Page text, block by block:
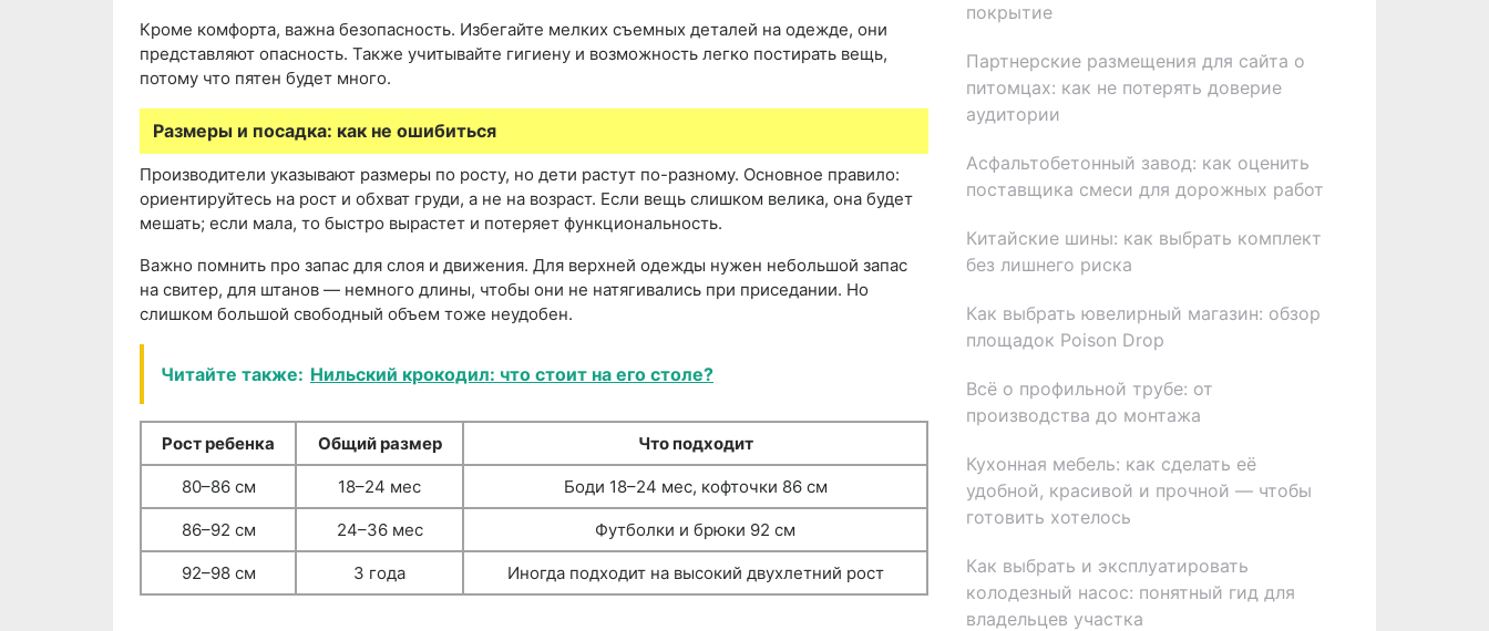
Кроме комфорта, важна безопасность. Избегайте мелких съемных деталей на одежде, они
представляют опасность. Также учитывайте гигиену и возможность легко постирать вещь,
потому что пятен будет много.
Размеры и посадка: как не ошибиться
Производители указывают размеры по росту, но дети растут по-разному. Основное правило:
ориентируйтесь на рост и обхват груди, а не на возраст. Если вещь слишком велика, она будет
мешать; если мала, то быстро вырастет и потеряет функциональность.
Важно помнить про запас для слоя и движения. Для верхней одежды нужен небольшой запас
на свитер, для штанов — немного длины, чтобы они не натягивались при приседании. Но
слишком большой свободный объем тоже неудобен.
Читайте также: Нильский крокодил: что стоит на его столе?
Рост ребенка Общий размер Что подходит
80–86 см 18–24 мес Боди 18–24 мес, кофточки 86 см
86–92 см 24–36 мес Футболки и брюки 92 см
92–98 см 3 года Иногда подходит на высокий двухлетний рост
покрытие
Партнерские размещения для сайта о
питомцах: как не потерять доверие
аудитории
Асфальтобетонный завод: как оценить
поставщика смеси для дорожных работ
Китайские шины: как выбрать комплект
без лишнего риска
Как выбрать ювелирный магазин: обзор
площадок Poison Drop
Всё о профильной трубе: от
производства до монтажа
Кухонная мебель: как сделать её
удобной, красивой и прочной — чтобы
готовить хотелось
Как выбрать и эксплуатировать
колодезный насос: понятный гид для
владельцев участка